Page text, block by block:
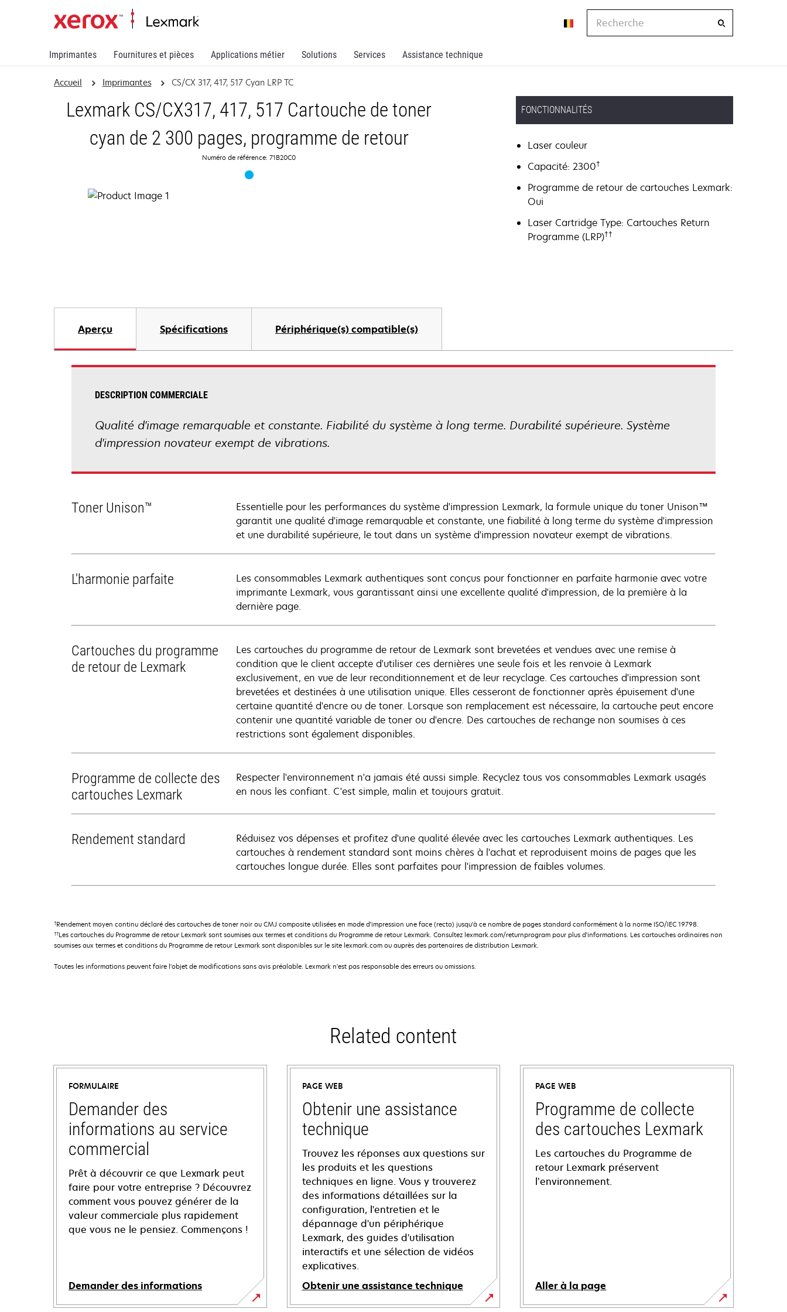
Imprimantes Fournitures et pièces Applications métier Solutions Services Assistance technique
Recherche
Accueil Imprimantes CS/CX 317, 417, 517 Cyan LRP TC
Lexmark CS/CX317, 417, 517 Cartouche de toner
cyan de 2 300 pages, programme de retour
Numéro de référence: 71B20C0
FONCTIONNALITÉS
Laser couleur
Capacité: 2300†
Programme de retour de cartouches Lexmark:
Oui
Laser Cartridge Type: Cartouches Return
Programme (LRP)††
Aperçu Spécifications Périphérique(s) compatible(s)
DESCRIPTION COMMERCIALE
Qualité d'image remarquable et constante. Fiabilité du système à long terme. Durabilité supérieure. Système
d'impression novateur exempt de vibrations.
Toner Unison™
Essentielle pour les performances du système d'impression Lexmark, la formule unique du toner Unison™
garantit une qualité d'image remarquable et constante, une fiabilité à long terme du système d'impression
et une durabilité supérieure, le tout dans un système d'impression novateur exempt de vibrations.
L'harmonie parfaite
Les consommables Lexmark authentiques sont conçus pour fonctionner en parfaite harmonie avec votre
imprimante Lexmark, vous garantissant ainsi une excellente qualité d'impression, de la première à la
dernière page.
Cartouches du programme
de retour de Lexmark
Les cartouches du programme de retour de Lexmark sont brevetées et vendues avec une remise à
condition que le client accepte d'utiliser ces dernières une seule fois et les renvoie à Lexmark
exclusivement, en vue de leur reconditionnement et de leur recyclage. Ces cartouches d'impression sont
brevetées et destinées à une utilisation unique. Elles cesseront de fonctionner après épuisement d'une
certaine quantité d'encre ou de toner. Lorsque son remplacement est nécessaire, la cartouche peut encore
contenir une quantité variable de toner ou d'encre. Des cartouches de rechange non soumises à ces
restrictions sont également disponibles.
Programme de collecte des
cartouches Lexmark
Respecter l'environnement n'a jamais été aussi simple. Recyclez tous vos consommables Lexmark usagés
en nous les confiant. C'est simple, malin et toujours gratuit.
Rendement standard
Réduisez vos dépenses et profitez d'une qualité élevée avec les cartouches Lexmark authentiques. Les
cartouches à rendement standard sont moins chères à l'achat et reproduisent moins de pages que les
cartouches longue durée. Elles sont parfaites pour l'impression de faibles volumes.
†Rendement moyen continu déclaré des cartouches de toner noir ou CMJ composite utilisées en mode d'impression une face (recto) jusqu'à ce nombre de pages standard conformément à la norme ISO/IEC 19798.
††Les cartouches du Programme de retour Lexmark sont soumises aux termes et conditions du Programme de retour Lexmark. Consultez lexmark.com/returnprogram pour plus d'informations. Les cartouches ordinaires non
soumises aux termes et conditions du Programme de retour Lexmark sont disponibles sur le site lexmark.com ou auprès des partenaires de distribution Lexmark.
Toutes les informations peuvent faire l'objet de modifications sans avis préalable. Lexmark n'est pas responsable des erreurs ou omissions.
Related content
FORMULAIRE
Demander des
informations au service
commercial
Prêt à découvrir ce que Lexmark peut
faire pour votre entreprise ? Découvrez
comment vous pouvez générer de la
valeur commerciale plus rapidement
que vous ne le pensiez. Commençons !
Demander des informations
PAGE WEB
Obtenir une assistance
technique
Trouvez les réponses aux questions sur
les produits et les questions
techniques en ligne. Vous y trouverez
des informations détaillées sur la
configuration, l'entretien et le
dépannage d'un périphérique
Lexmark, des guides d'utilisation
interactifs et une sélection de vidéos
explicatives.
Obtenir une assistance technique
PAGE WEB
Programme de collecte
des cartouches Lexmark
Les cartouches du Programme de
retour Lexmark préservent
l’environnement.
Aller à la page